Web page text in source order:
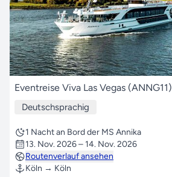
Eventreise Viva Las Vegas (ANNG11)
Deutschsprachig
1 Nacht an Bord der MS Annika
13. Nov. 2026 – 14. Nov. 2026
Routenverlauf ansehen
Köln → Köln